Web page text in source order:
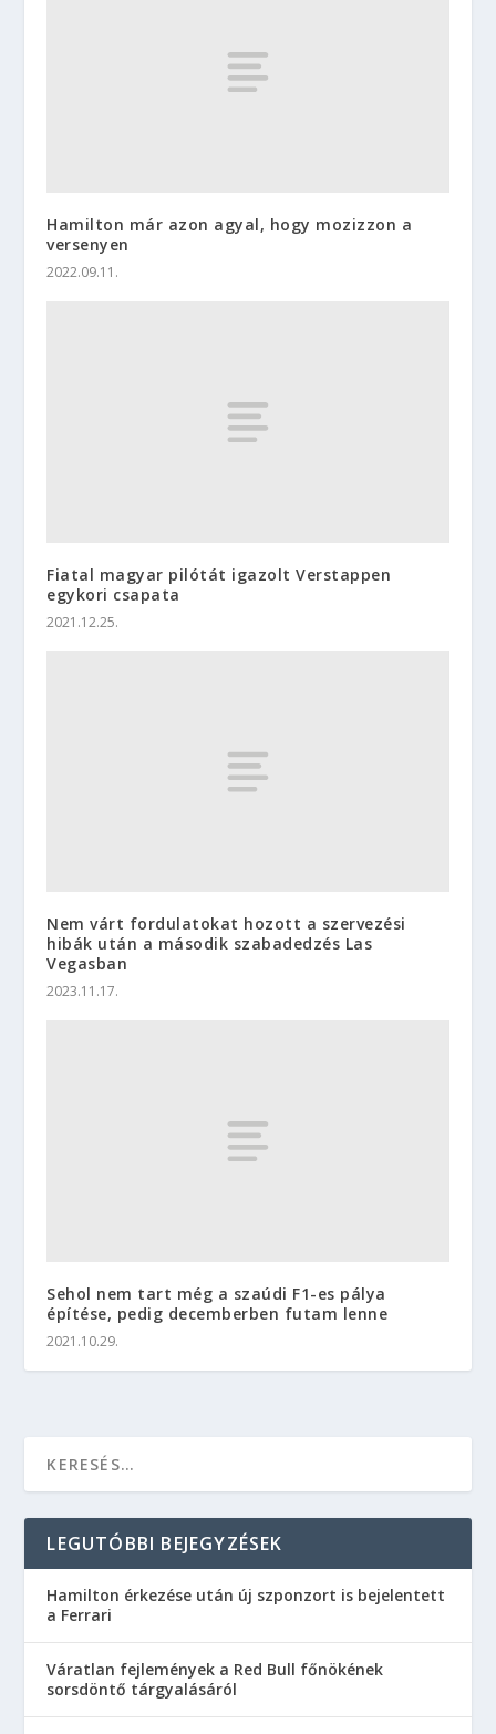
Hamilton már azon agyal, hogy mozizzon a
versenyen
2022.09.11.
Fiatal magyar pilótát igazolt Verstappen
egykori csapata
2021.12.25.
Nem várt fordulatokat hozott a szervezési
hibák után a második szabadedzés Las
Vegasban
2023.11.17.
Sehol nem tart még a szaúdi F1-es pálya
építése, pedig decemberben futam lenne
2021.10.29.
LEGUTÓBBI BEJEGYZÉSEK
Hamilton érkezése után új szponzort is bejelentett
a Ferrari
Váratlan fejlemények a Red Bull főnökének
sorsdöntő tárgyalásáról